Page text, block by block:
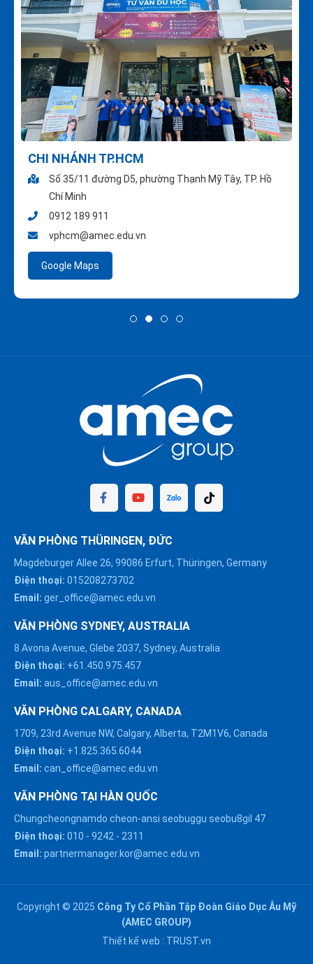
CHI NHÁNH TP.HCM
Số 35/11 đường D5, phường Thạnh Mỹ Tây, TP. Hồ
Chí Minh
0912 189 911
vphcm@amec.edu.vn
Google Maps
VĂN PHÒNG THÜRINGEN, ĐỨC
Magdeburger Allee 26, 99086 Erfurt, Thüringen, Germany
Điện thoại: 015208273702
Email: ger_office@amec.edu.vn
VĂN PHÒNG SYDNEY, AUSTRALIA
8 Avona Avenue, Glebe 2037, Sydney, Australia
Điện thoại: +61.450.975.457
Email: aus_office@amec.edu.vn
VĂN PHÒNG CALGARY, CANADA
1709, 23rd Avenue NW, Calgary, Alberta, T2M1V6, Canada
Điện thoại: +1.825.365.6044
Email: can_office@amec.edu.vn
VĂN PHÒNG TẠI HÀN QUỐC
Chungcheongnamdo cheon-ansi seobuggu seobu8gil 47
Điện thoại: 010 - 9242 - 2311
Email: partnermanager.kor@amec.edu.vn
Copyright © 2025 Công Ty Cổ Phần Tập Đoàn Giáo Dục Âu Mỹ
(AMEC GROUP)
Thiết kế web : TRUST.vn
HÀ NỘI :
0914863466
ĐÀ NẴNG :
0916082128
HỒ CHÍ MINH :
Chat với chúng tôi trên
Zalo